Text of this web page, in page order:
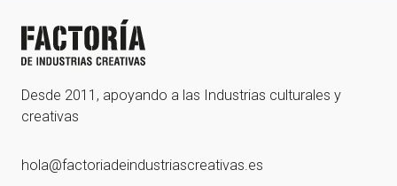
Desde 2011, apoyando a las Industrias culturales y
creativas
hola@factoriadeindustriascreativas.es